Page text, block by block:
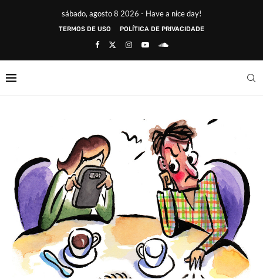
sábado, agosto 8 2026 - Have a nice day!
TERMOS DE USO POLÍTICA DE PRIVACIDADE